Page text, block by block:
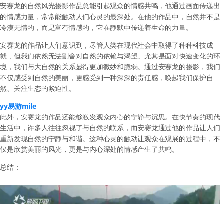
安赛龙的自然风光摄影作品总能引起观众的情感共鸣，他通过画面传递出
的情感力量，常常能触动人们心灵的最深处。在他的作品中，自然并不是
冷漠无情的，而是富有情感的，它在静默中传递着生命的力量。
安赛龙的作品让人们意识到，尽管人类在现代社会中取得了种种科技成
就，但我们依然无法割舍对自然的依赖与渴望。尤其是面对快速变化的环
境，我们与大自然的关系显得更加微妙和脆弱。通过安赛龙的摄影，我们
不仅感受到自然的美丽，更感受到一种深深的责任感，唤起我们保护自
然、关注生态的紧迫性。
yy易游mile
此外，安赛龙的作品还能够激发观众内心的宁静与沉思。在快节奏的现代
生活中，许多人往往忽视了与自然的联系，而安赛龙通过他的作品让人们
重新发现自然的宁静与和谐。这种心灵的触动让观众在观展的过程中，不
仅是欣赏美丽的风光，更是与内心深处的情感产生了共鸣。
总结：